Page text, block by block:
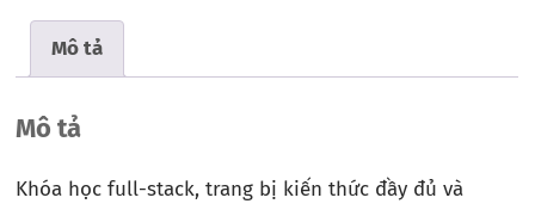
Mô tả
Mô tả
Khóa học full-stack, trang bị kiến thức đầy đủ và